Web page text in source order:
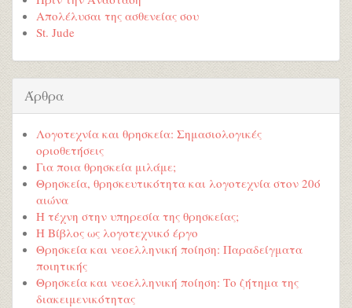
Απολέλυσαι της ασθενείας σου
St. Jude
Άρθρα
Λογοτεχνία και θρησκεία: Σημασιολογικές
οριοθετήσεις
Για ποια θρησκεία μιλάμε;
Θρησκεία, θρησκευτικότητα και λογοτεχνία στον 20ό
αιώνα
Η τέχνη στην υπηρεσία της θρησκείας;
Η Βίβλος ως λογοτεχνικό έργο
Θρησκεία και νεοελληνική ποίηση: Παραδείγματα
ποιητικής
Θρησκεία και νεοελληνική ποίηση: Το ζήτημα της
διακειμενικότητας